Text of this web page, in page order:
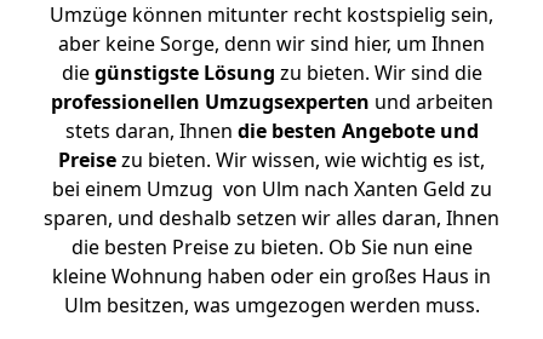
Umzüge können mitunter recht kostspielig sein,
aber keine Sorge, denn wir sind hier, um Ihnen
diegünstigste Lösung zu bieten. Wir sind die
professionellen Umzugsexperten und arbeiten
stets daran, Ihnen die besten Angebote und
Preisezu bieten. Wir wissen, wie wichtig es ist,
bei einem Umzug von Ulm nach Xanten Geld zu
sparen, und deshalb setzen wir alles daran, Ihnen
die besten Preise zu bieten. Ob Sie nun eine
kleine Wohnung haben oder ein großes Haus in
Ulm besitzen, was umgezogen werden muss.